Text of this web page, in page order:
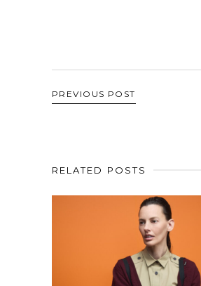
PREVIOUS POST
RELATED POSTS